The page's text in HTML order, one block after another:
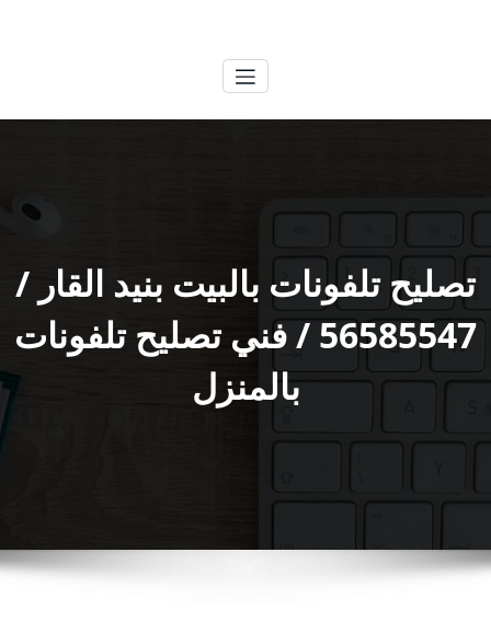
تصليح تلفونات بالبيت بنيد القار /
56585547 / فني تصليح تلفونات
بالمنزل